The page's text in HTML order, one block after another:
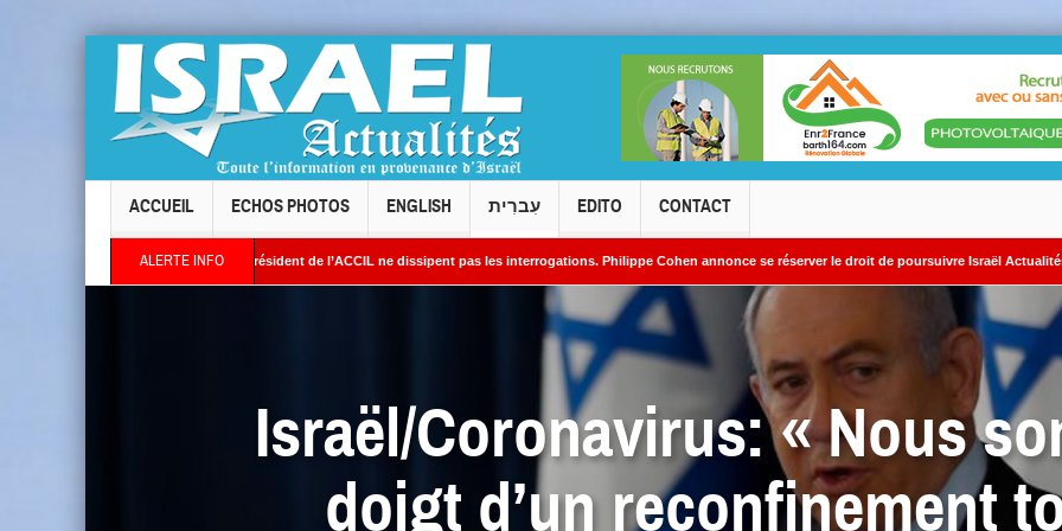
ACCUEIL ECHOS PHOTOS ENGLISH עִברִית EDITO CONTACT
ALERTE INFO
: les réponses du président de l’ACCIL ne dissipent pas les interrogations. Philippe Cohen annonce se réserver le droit de poursuivre Israël Actualités en
: Des images satellites révèlent une activité jugée « inquiétante » sur des sites nucléaires iraniens
Israël/Coronavirus: « Nous
doigt d’un reconfinement